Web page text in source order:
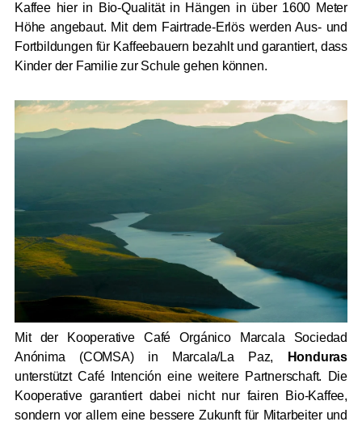
Kaffee hier in Bio-Qualität in Hängen in über 1600 Meter
Höhe angebaut. Mit dem Fairtrade-Erlös werden Aus- und
Fortbildungen für Kaffeebauern bezahlt und garantiert, dass
Kinder der Familie zur Schule gehen können.
Mit der Kooperative Café Orgánico Marcala Sociedad
Anónima (COMSA) in Marcala/La Paz,
Honduras
unterstützt Café Intención eine weitere Partnerschaft. Die
Kooperative garantiert dabei nicht nur fairen Bio-Kaffee,
sondern vor allem eine bessere Zukunft für Mitarbeiter und